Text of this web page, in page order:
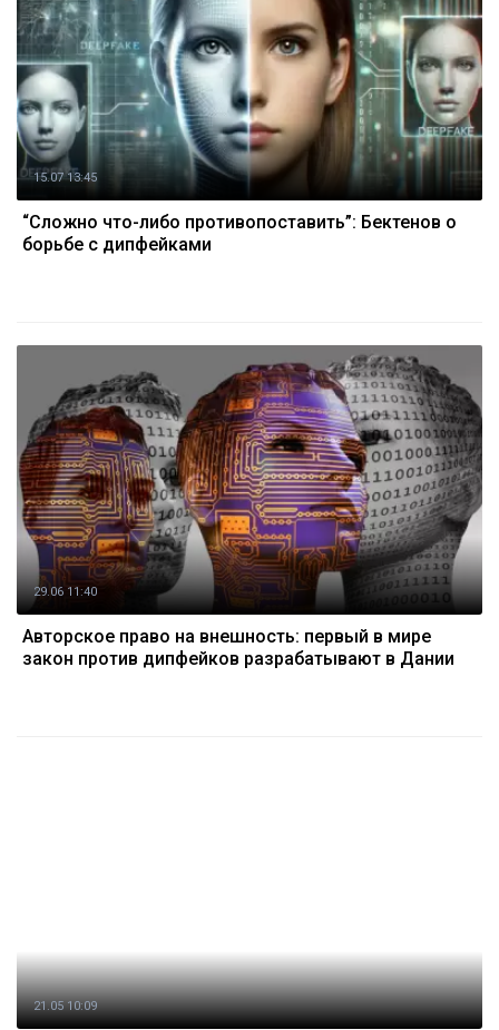
15.07 13:45
“Сложно что-либо противопоставить”: Бектенов о
борьбе с дипфейками
29.06 11:40
Авторское право на внешность: первый в мире
закон против дипфейков разрабатывают в Дании
21.05 10:09